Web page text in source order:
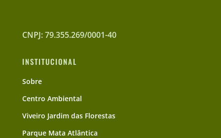
CNPJ: 79.355.269/0001-40
INSTITUCIONAL
Sobre
Centro Ambiental
Viveiro Jardim das Florestas
Parque Mata Atlântica